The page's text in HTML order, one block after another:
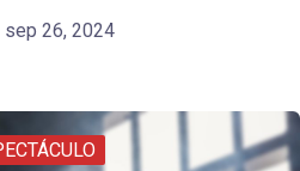
sep 26, 2024